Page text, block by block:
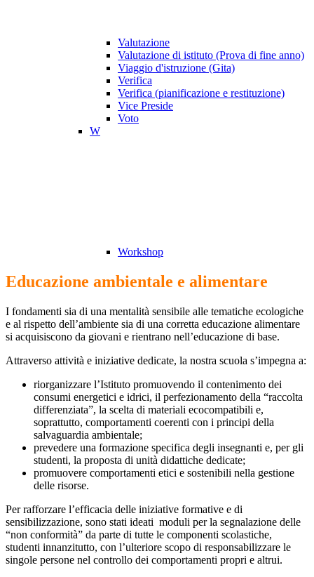
Valutazione
Valutazione di istituto (Prova di fine anno)
Viaggio d'istruzione (Gita)
Verifica
Verifica (pianificazione e restituzione)
Vice Preside
Voto
W
Workshop
Educazione ambientale e alimentare
I fondamenti sia di una mentalità sensibile alle tematiche ecologiche
e al rispetto dell’ambiente sia di una corretta educazione alimentare
si acquisiscono da giovani e rientrano nell’educazione di base.
Attraverso attività e iniziative dedicate, la nostra scuola s’impegna a:
riorganizzare l’Istituto promuovendo il contenimento dei
consumi energetici e idrici, il perfezionamento della “raccolta
differenziata”, la scelta di materiali ecocompatibili e,
soprattutto, comportamenti coerenti con i principi della
salvaguardia ambientale;
prevedere una formazione specifica degli insegnanti e, per gli
studenti, la proposta di unità didattiche dedicate;
promuovere comportamenti etici e sostenibili nella gestione
delle risorse.
Per rafforzare l’efficacia delle iniziative formative e di
sensibilizzazione, sono stati ideati moduli per la segnalazione delle
“non conformità” da parte di tutte le componenti scolastiche,
studenti innanzitutto, con l’ulteriore scopo di responsabilizzare le
singole persone nel controllo dei comportamenti propri e altrui.